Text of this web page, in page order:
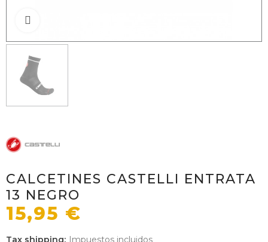
CALCETINES CASTELLI ENTRATA
13 NEGRO
15,95 €
Tax shipping
Impuestos incluidos